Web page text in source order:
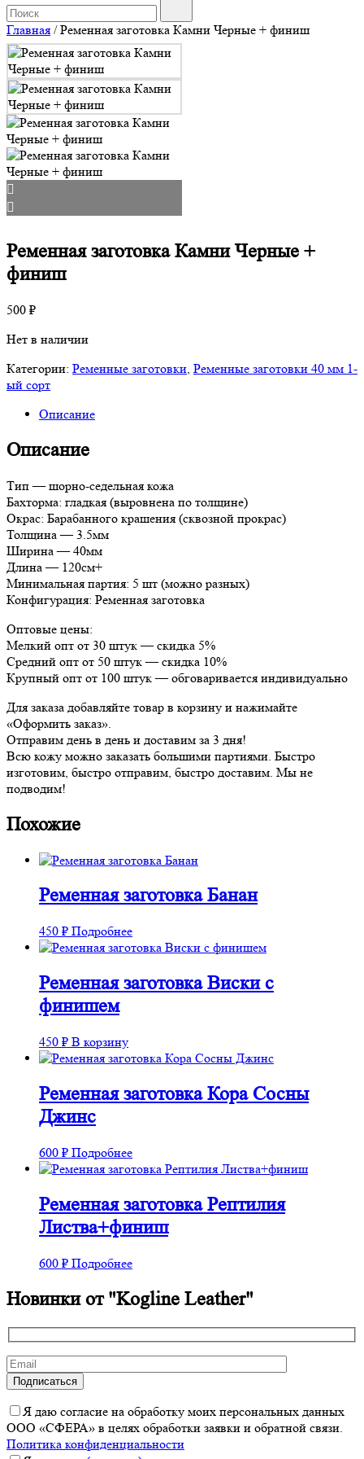
Главная /Ременная заготовка Камни Черные + финиш
Ременная заготовка Камни Черные +
финиш
500 ₽
Нет в наличии
Категории: Ременные заготовки, Ременные заготовки 40 мм 1-
ый сорт
Описание
Описание
Тип — шорно-седельная кожа
Бахторма: гладкая (выровнена по толщине)
Окрас: Барабанного крашения (сквозной прокрас)
Толщина — 3.5мм
Ширина — 40мм
Длина — 120см+
Минимальная партия: 5 шт (можно разных)
Конфигурация: Ременная заготовка
Оптовые цены:
Мелкий опт от 30 штук — скидка 5%
Средний опт от 50 штук — скидка 10%
Крупный опт от 100 штук — обговаривается индивидуально
Для заказа добавляйте товар в корзину и нажимайте
«Оформить заказ».
Отправим день в день и доставим за 3 дня!
Всю кожу можно заказать большими партиями. Быстро
изготовим, быстро отправим, быстро доставим. Мы не
подводим!
Похожие
Ременная заготовка Банан
450 ₽ Подробнее
Ременная заготовка Виски с
финишем
450 ₽ В корзину
Ременная заготовка Кора Сосны
Джинс
600 ₽ Подробнее
Ременная заготовка Рептилия
Листва+финиш
600 ₽ Подробнее
Новинки от "Kogline Leather"
Я даю согласие на обработку моих персональных данных
ООО «СФЕРА» в целях обработки заявки и обратной связи.
Политика конфиденциальности